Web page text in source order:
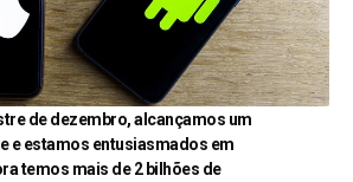
de dezembro, alcançamos um
e estamos entusiasmados em
temos mais de 2 bilhões de